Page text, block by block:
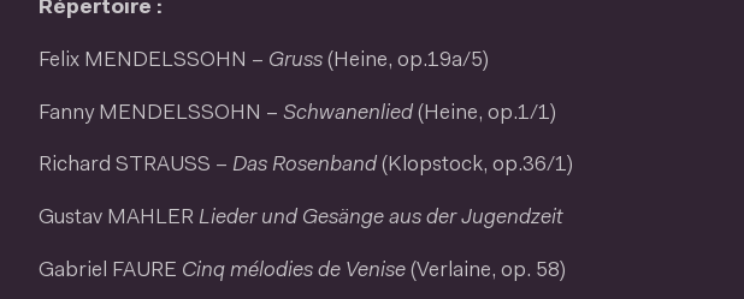
Répertoire :
Felix MENDELSSOHN – Gruss(Heine, op.19a/5)
Fanny MENDELSSOHN – Schwanenlied(Heine, op.1/1)
Richard STRAUSS – Das Rosenband(Klopstock, op.36/1)
Gustav MAHLER Lieder und Gesänge aus der Jugendzeit
Gabriel FAURE Cinq mélodies de Venise(Verlaine, op. 58)